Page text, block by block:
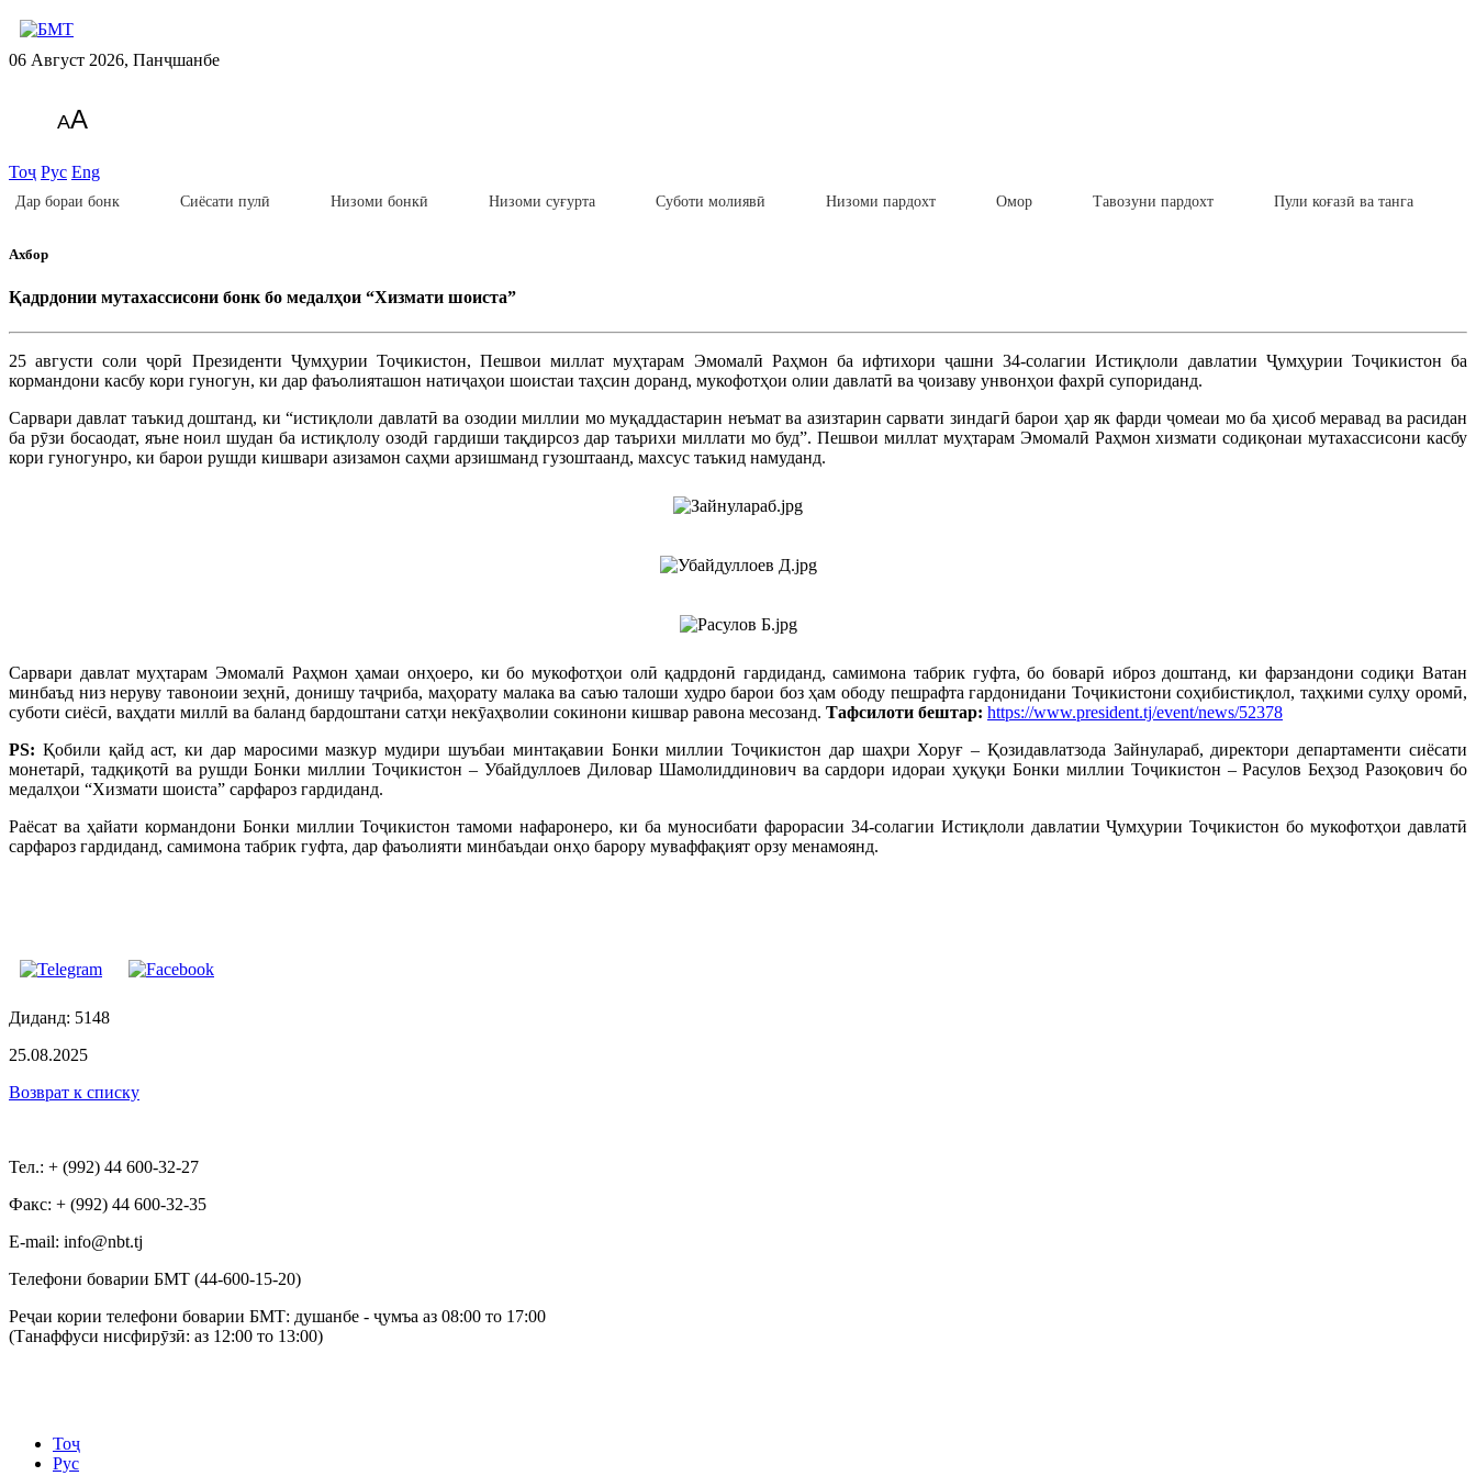
06 Август 2026, Панҷшанбе
AA
Тоҷ Рус Eng
Дар бораи бонк Сиёсати пулӣ Низоми бонкӣ Низоми суғурта Суботи молиявӣ Низоми пардохт Омор Тавозуни пардохт Пули коғазӣ ва танга
Ахбор
Қадрдонии мутахассисони бонк бо медалҳои “Хизмати шоиста”
25 августи соли ҷорӣ Президенти Ҷумҳурии Тоҷикистон, Пешвои миллат муҳтарам Эмомалӣ Раҳмон ба ифтихори ҷашни 34-солагии Истиқлоли давлатии Ҷумҳурии Тоҷикистон ба
кормандони касбу кори гуногун, ки дар фаъолияташон натиҷаҳои шоистаи таҳсин доранд, мукофотҳои олии давлатӣ ва ҷоизаву унвонҳои фахрӣ супориданд.
Сарвари давлат таъкид доштанд, ки “истиқлоли давлатӣ ва озодии миллии мо муқаддастарин неъмат ва азизтарин сарвати зиндагӣ барои ҳар як фарди ҷомеаи мо ба ҳисоб меравад ва расидан
ба рӯзи босаодат, яъне ноил шудан ба истиқлолу озодӣ гардиши тақдирсоз дар таърихи миллати мо буд”. Пешвои миллат муҳтарам Эмомалӣ Раҳмон хизмати содиқонаи мутахассисони касбу
кори гуногунро, ки барои рушди кишвари азизамон саҳми арзишманд гузоштаанд, махсус таъкид намуданд.
Сарвари давлат муҳтарам Эмомалӣ Раҳмон ҳамаи онҳоеро, ки бо мукофотҳои олӣ қадрдонӣ гардиданд, самимона табрик гуфта, бо боварӣ иброз доштанд, ки фарзандони содиқи Ватан
минбаъд низ неруву тавоноии зеҳнӣ, донишу таҷриба, маҳорату малака ва саъю талоши худро барои боз ҳам ободу пешрафта гардонидани Тоҷикистони соҳибистиқлол, таҳкими сулҳу оромӣ,
суботи сиёсӣ, ваҳдати миллӣ ва баланд бардоштани сатҳи некӯаҳволии сокинони кишвар равона месозанд. Тафсилоти бештар: https://www.president.tj/event/news/52378
PS: Қобили қайд аст, ки дар маросими мазкур мудири шуъбаи минтақавии Бонки миллии Тоҷикистон дар шаҳри Хоруғ – Қозидавлатзода Зайнулараб, директори департаменти сиёсати
монетарӣ, тадқиқотӣ ва рушди Бонки миллии Тоҷикистон – Убайдуллоев Диловар Шамолиддинович ва сардори идораи ҳуқуқи Бонки миллии Тоҷикистон – Расулов Беҳзод Разоқович бо
медалҳои “Хизмати шоиста” сарфароз гардиданд.
Раёсат ва ҳайати кормандони Бонки миллии Тоҷикистон тамоми нафаронеро, ки ба муносибати фарорасии 34-солагии Истиқлоли давлатии Ҷумҳурии Тоҷикистон бо мукофотҳои давлатӣ
сарфароз гардиданд, самимона табрик гуфта, дар фаъолияти минбаъдаи онҳо барору муваффақият орзу менамоянд.
Диданд: 5148
25.08.2025
Возврат к списку
Тел.: + (992) 44 600-32-27
Факс: + (992) 44 600-32-35
Е-mail: info@nbt.tj
Телефони боварии БМТ (44-600-15-20)
Реҷаи кории телефони боварии БМТ: душанбе - ҷумъа аз 08:00 то 17:00
(Танаффуси нисфирӯзӣ: аз 12:00 то 13:00)
Тоҷ
Рус